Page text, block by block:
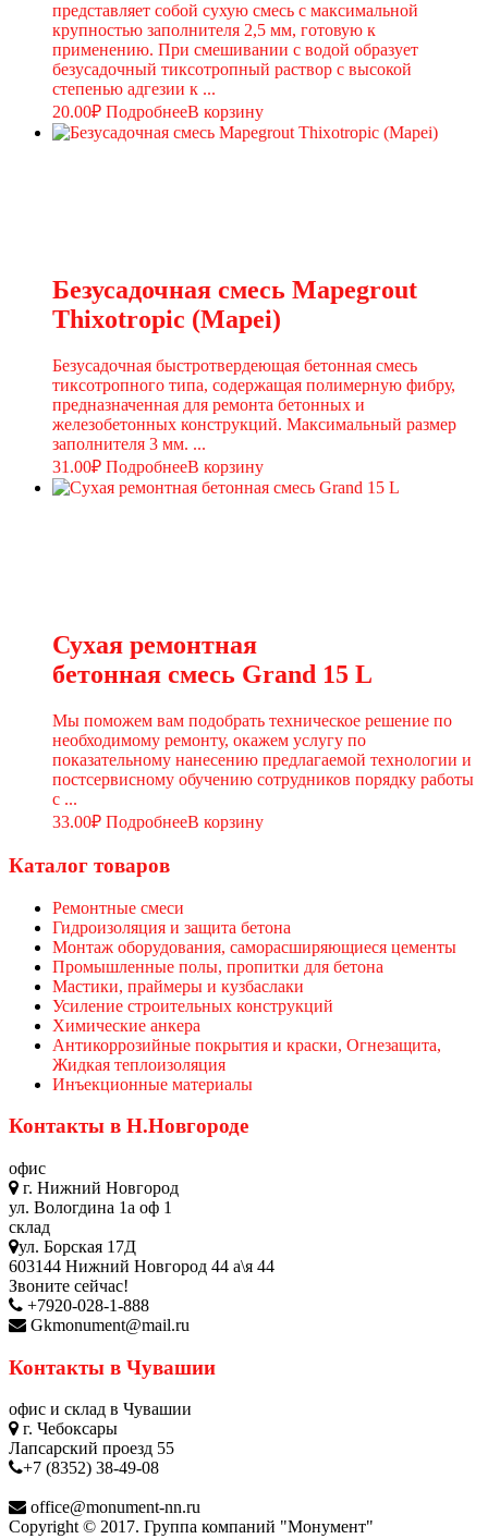
представляет собой сухую смесь с максимальной
крупностью заполнителя 2,5 мм, готовую к
применению. При смешивании с водой образует
безусадочный тиксотропный раствор с высокой
степенью адгезии к ...
20.00₽ ПодробнееВ корзину
Безусадочная смесь Mapegrout
Thixotropic (Mapei)
Безусадочная быстротвердеющая бетонная смесь
тиксотропного типа, содержащая полимерную фибру,
предназначенная для ремонта бетонных и
железобетонных конструкций. Максимальный размер
заполнителя 3 мм. ...
31.00₽ ПодробнееВ корзину
Сухая ремонтная
бетонная смесь Grand 15 L
Мы поможем вам подобрать техническое решение по
необходимому ремонту, окажем услугу по
показательному нанесению предлагаемой технологии и
постсервисному обучению сотрудников порядку работы
с ...
33.00₽ ПодробнееВ корзину
Каталог товаров
Ремонтные смеси
Гидроизоляция и защита бетона
Монтаж оборудования, саморасширяющиеся цементы
Промышленные полы, пропитки для бетона
Мастики, праймеры и кузбаслаки
Усиление строительных конструкций
Химические анкера
Антикоррозийные покрытия и краски, Огнезащита,
Жидкая теплоизоляция
Инъекционные материалы
Контакты в Н.Новгороде
офис
г. Нижний Новгород
ул. Вологдина 1а оф 1
склад
ул. Борская 17Д
603144 Нижний Новгород 44 а\я 44
Звоните сейчас!
+7920-028-1-888
Gkmonument@mail.ru
Контакты в Чувашии
офис и склад в Чувашии
г. Чебоксары
Лапсарский проезд 55
+7 (8352) 38-49-08
office@monument-nn.ru
Copyright © 2017. Группа компаний "Монумент"